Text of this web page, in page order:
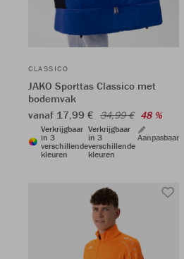
CLASSICO
JAKO Sporttas Classico met
bodemvak
vanaf 17,99 € 34,99 € 48 %
Verkrijgbaar
in 3
verschillende
kleuren
Verkrijgbaar
in 3
verschillende
kleuren
Aanpasbaar